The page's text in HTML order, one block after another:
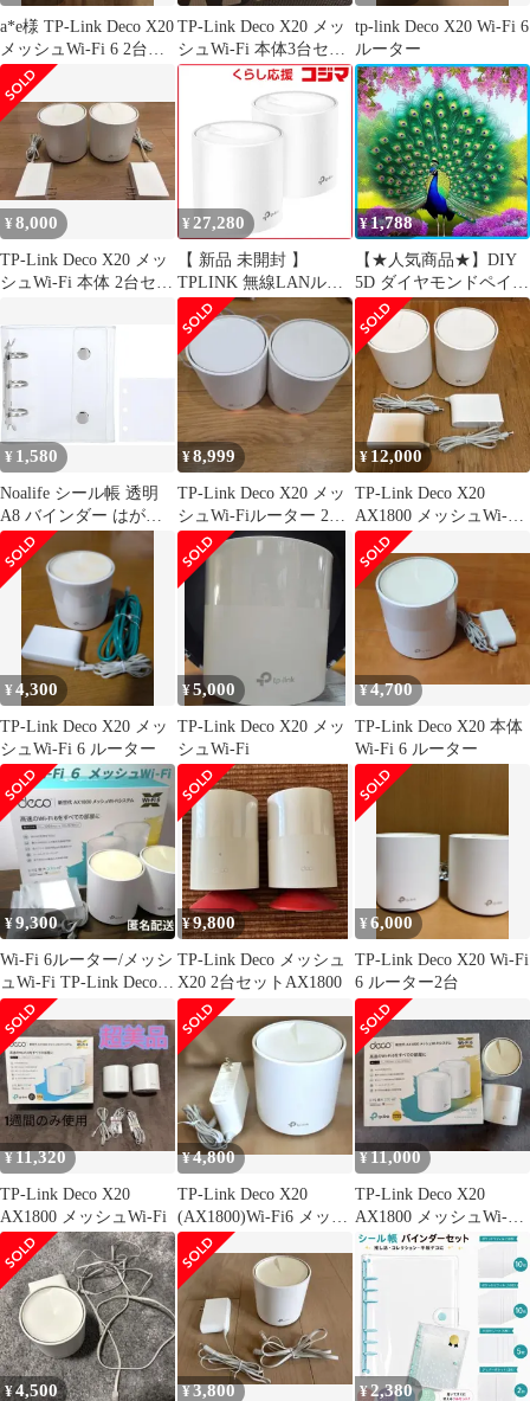
a*e様 TP-Link Deco X20
メッシュWi-Fi 6 2台セ
ット
TP-Link Deco X20 メッ
シュWi-Fi 本体3台セッ
ト
tp-link Deco X20 Wi-Fi 6
ルーター
¥8,000
TP-Link Deco X20 メッ
シュWi-Fi 本体 2台セッ
¥ 27,280
【 新品 未開封 】
TPLINK 無線LANルー
ター(Wi-Fiルーター)
Wi-Fi 6(ax)/ac/n/a/g/b 目
安：～3LDK/2階建
Deco X20(2-pack) 未使
用 送料無料
¥1,788
【★人気商品★】DIY
5D ダイヤモンドペイン
ティングキット マクジ
ャク 絵画 クロスステッ
チ フルドリル クリスタ
ル ラインストーン 刺繍
DIY アート クラフト ホ
ーム ウォールデコ
40x40 cm
¥ 1,580
Noalife シール帳 透明
A8 バインダー はがせ
る 女の子 シール手帳
クリアバインダー 3穴
推し活 収納 アクスタ
リフィル付き (シルバ
¥8,999
TP-Link Deco X20 メッ
シュWi-Fiルーター 2台
セット／箱なし
¥ 12,000
TP-Link Deco X20
AX1800 メッシュWi-Fi
中古2台セット
¥4,300
TP-Link Deco X20 メッ
シュWi-Fi 6 ルーター
¥5,000
TP-Link Deco X20 メッ
シュWi-Fi
¥4,700
TP-Link Deco X20 本体
Wi-Fi 6 ルーター
¥9,300
Wi-Fi 6ルーター/メッシ
ュWi-Fi TP-Link Deco
X20
¥9,800
TP-Link Deco メッシュ
X20 2台セットAX1800
¥6,000
TP-Link Deco X20 Wi-Fi
6 ルーター2台
¥11,320
TP-Link Deco X20
AX1800 メッシュWi-Fi
¥4,800
TP-Link Deco X20
(AX1800)Wi-Fi6 メッシ
ュルーター
¥11,000
TP-Link Deco X20
AX1800 メッシュWi-Fi
本体
¥4,500 ¥3,800 ¥2,380